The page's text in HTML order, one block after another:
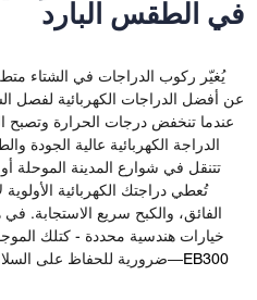
في الطقس البارد
يُغيّر ركوب الدراجات في الشتاء
عن أفضل الدراجات الكهربائية لفصل
عندما تنخفض درجات الحرارة وتصبح
الدراجة الكهربائية عالية الجودة
تتنقل في شوارع المدينة الموحلة
تُعطي دراجتك الكهربائية
الفائق، والكبح سريع الاستجابة.
خيارات هندسية محددة - كتلك
EB300—ضرورية للحفاظ على